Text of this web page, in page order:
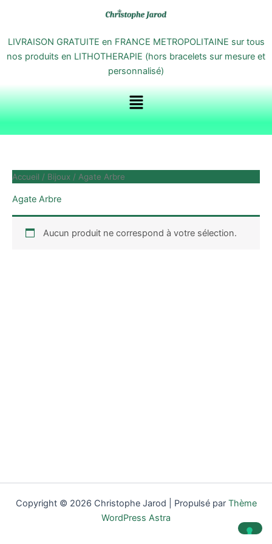
contenu
LIVRAISON GRATUITE en FRANCE METROPOLITAINE sur tous
nos produits en LITHOTHERAPIE (hors bracelets sur mesure et
personnalisé)
Menu
Accueil / Bijoux / Agate Arbre
Agate Arbre
Aucun produit ne correspond à votre sélection.
Copyright © 2026 Christophe Jarod | Propulsé par Thème
WordPress Astra